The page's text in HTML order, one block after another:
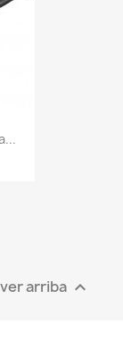
arriba 